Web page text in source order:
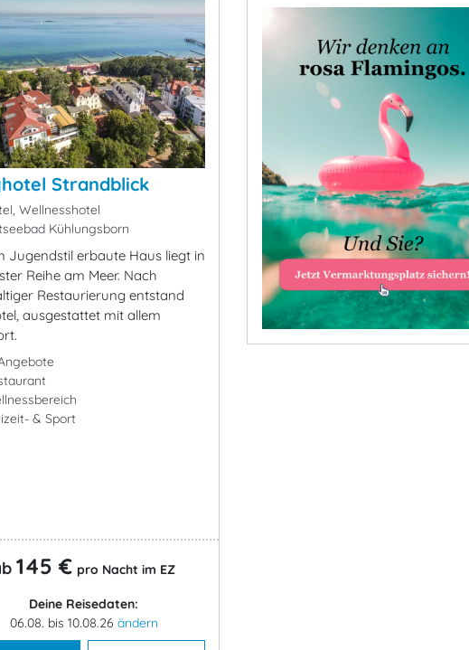
Strandblick
Wellnesshotel
Kühlungsborn
Jugendstil erbaute Haus liegt in
Reihe am Meer. Nach
Restaurierung entstand
ausgestattet mit allem
& Sport
145 € pro Nacht im EZ
Deine Reisedaten:
06.08. bis 10.08.26 ändern